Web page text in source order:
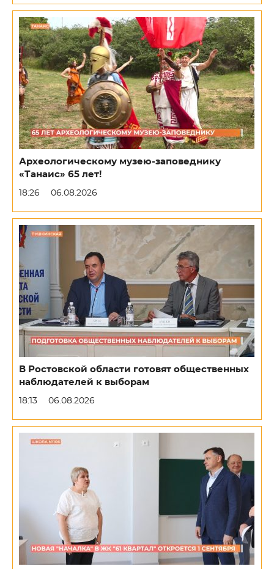
Археологическому музею-заповеднику
«Танаис» 65 лет!
18:26 06.08.2026
В Ростовской области готовят общественных
наблюдателей к выборам
18:13 06.08.2026